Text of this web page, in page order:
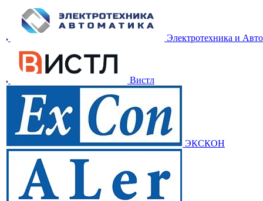
Электротехника и
Вистл
ЭКСКОН